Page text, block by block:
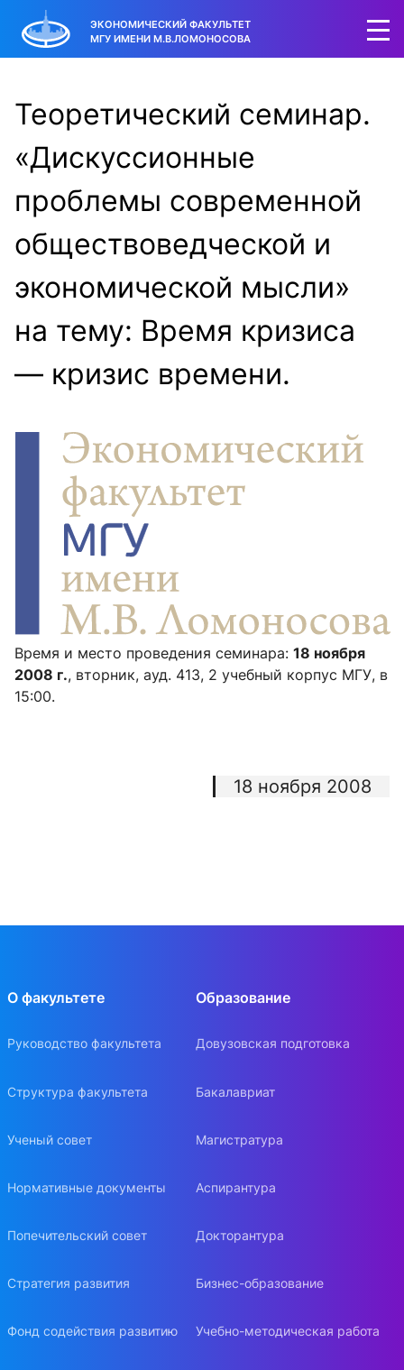
ЭКОНОМИЧЕСКИЙ ФАКУЛЬТЕТ
МГУ ИМЕНИ М.В.ЛОМОНОСОВА
Теоретический семинар.
«Дискуссионные
проблемы современной
обществоведческой и
экономической мысли»
на тему: Время кризиса
— кризис времени.
Время и место проведения семинара: 18 ноября
2008 г., вторник, ауд. 413, 2 учебный корпус МГУ, в
15:00.
18 ноября 2008
О факультете
Руководство факультета
Структура факультета
Ученый совет
Нормативные документы
Попечительский совет
Стратегия развития
Фонд содействия развитию
Образование
Довузовская подготовка
Бакалавриат
Магистратура
Аспирантура
Докторантура
Бизнес-образование
Учебно-методическая работа